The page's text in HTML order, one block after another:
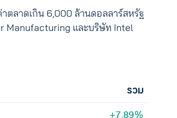
ตลาดเกิน 6,000 ล้านดอลลาร์สหรัฐ
Manufacturing และบริษัท Intel
รวม